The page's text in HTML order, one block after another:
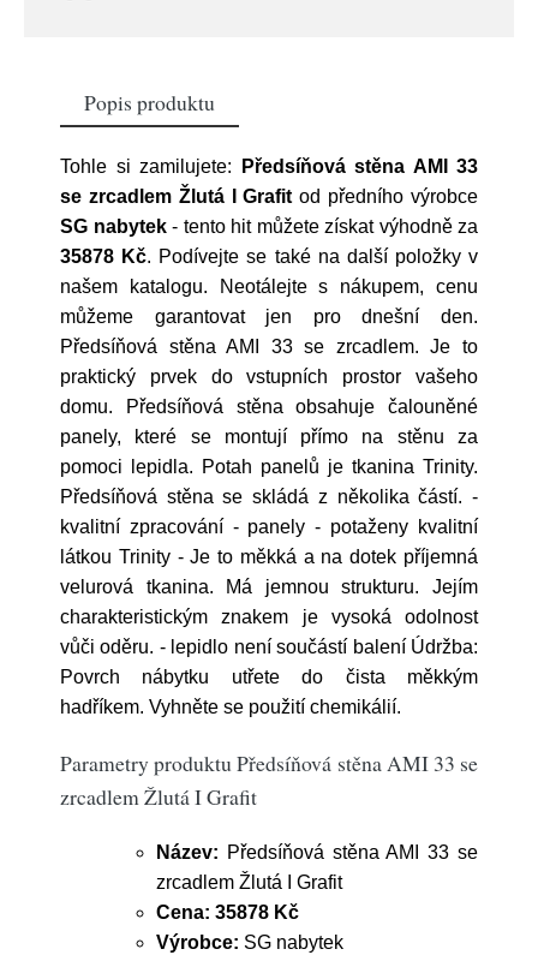
Popis produktu
Tohle si zamilujete:
Předsíňová stěna AMI 33
se zrcadlem Žlutá I Grafit od předního výrobce
SG nabytek- tento hit můžete získat výhodně za
35878 Kč. Podívejte se také na další položky v
našem katalogu. Neotálejte s nákupem, cenu
můžeme garantovat jen pro dnešní den.
Předsíňová stěna AMI 33 se zrcadlem. Je to
praktický prvek do vstupních prostor vašeho
domu. Předsíňová stěna obsahuje čalouněné
panely, které se montují přímo na stěnu za
pomoci lepidla. Potah panelů je tkanina Trinity.
Předsíňová stěna se skládá z několika částí. -
kvalitní zpracování - panely - potaženy kvalitní
látkou Trinity - Je to měkká a na dotek příjemná
velurová tkanina. Má jemnou strukturu. Jejím
charakteristickým znakem je vysoká odolnost
vůči oděru. - lepidlo není součástí balení Údržba:
Povrch nábytku utřete do čista měkkým
hadříkem. Vyhněte se použití chemikálií.
Parametry produktu Předsíňová stěna AMI 33 se
zrcadlem Žlutá I Grafit
Název: Předsíňová stěna AMI 33 se
zrcadlem Žlutá I Grafit
Cena: 35878 Kč
Výrobce: SG nabytek